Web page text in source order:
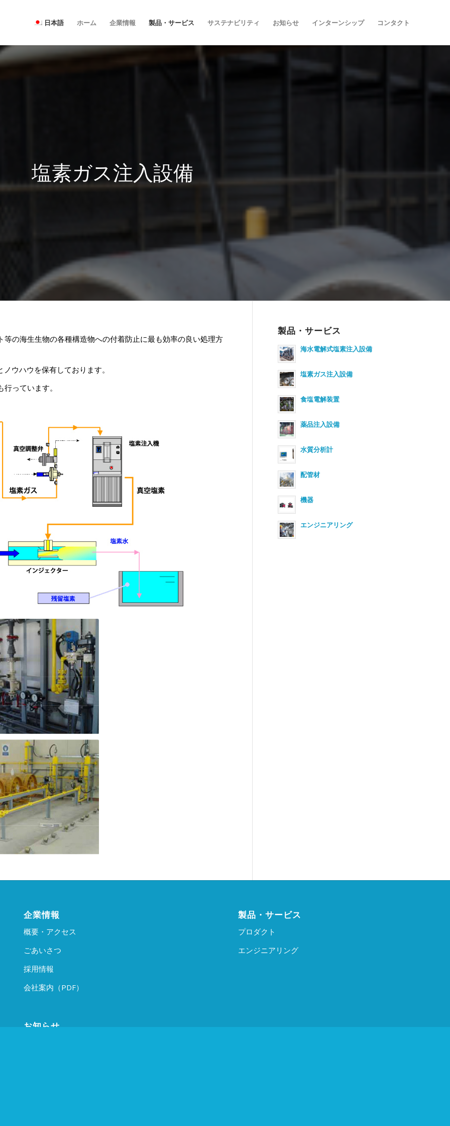
日本語 ホーム 企業情報 製品・サービス サステナビリティ お知らせ インターンシップ コンタクト
塩素ガス注入設備
の海生生物の各種構造物への付着防止に最も効率の良い処理方
ウハウを保有しております。
っています。
ェクター
ボンベ室
製品・サービス
海水電解式塩素注入設備
塩素ガス注入設備
食塩電解装置
薬品注入設備
水質分析計
配管材
機器
エンジニアリング
企業情報
概要・アクセス
ごあいさつ
採用情報
会社案内（PDF）
お知らせ
製品・サービス
プロダクト
エンジニアリング